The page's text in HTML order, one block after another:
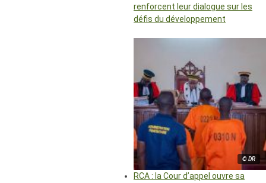
renforcent leur dialogue sur les
défis du développement
© DR
RCA : la Cour d’appel ouvre sa